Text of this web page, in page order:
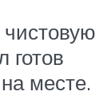
готов
месте.